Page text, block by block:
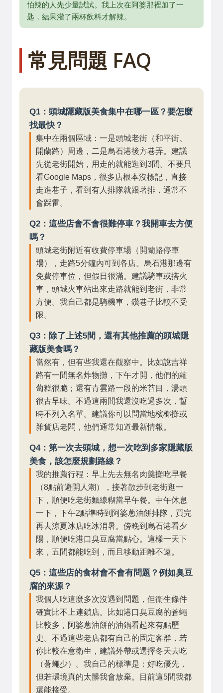
怕辣的人先少量試試。我上次在阿婆那裡加了一
匙，結果灌了兩杯飲料才解辣。
常見問題 FAQ
Q1：頭城隱藏版美食集中在哪一區？要怎麼
找最快？
集中在兩個區域：一是頭城老街（和平街、
開蘭路）周邊，二是烏石港後方巷弄。建議
先從老街開始，用走的就能逛到3間。不要只
看Google Maps，很多店根本沒標記，直接
走進巷子，看到有人排隊就跟著排，通常不
會踩雷。
Q2：這些店會不會很難停車？我開車去方便
嗎？
頭城老街附近有收費停車場（開蘭路停車
場），走路5分鐘內可到各店。烏石港那邊有
免費停車位，但假日很滿。建議騎車或搭火
車，頭城火車站出來走路就能到老街，非常
方便。我自己都是騎機車，鑽巷子比較不受
限。
Q3：除了上述5間，還有其他推薦的頭城隱
藏版美食嗎？
當然有，但有些我還在觀察中。比如說吉祥
路有一間無名炸物攤，下午才開，他們的蘿
蔔糕很脆；還有青雲路一段的米苔目，湯頭
很古早味。不過這兩間我還沒吃過多次，暫
時不列入名單。建議你可以問當地檳榔攤或
雜貨店老闆，他們通常知道最新情報。
Q4：第一次去頭城，想一次吃到多家隱藏版
美食，該怎麼規劃路線？
我的推薦行程：早上先去無名肉羹攤吃早餐
（8點前避開人潮），接著散步到老街逛一
下，順便吃老街麵線糊當早午餐。中午休息
一下，下午2點準時到阿婆蔥油餅排隊，買完
再去涼夏冰店吃冰消暑。傍晚到烏石港看夕
陽，順便吃港口臭豆腐當點心。這樣一天下
來，五間都能吃到，而且移動距離不遠。
Q5：這些店的食材會不會有問題？例如臭豆
腐的來源？
我個人吃這麼多次沒遇到問題，但衛生條件
確實比不上連鎖店。比如港口臭豆腐的蒼蠅
比較多，阿婆蔥油餅的油鍋看起來有點歷
史。不過這些老店都有自己的固定客群，若
你比較在意衛生，建議外帶或選擇冬天去吃
（蒼蠅少）。我自己的標準是：好吃優先，
但若環境真的太髒我會放棄。目前這5間我都
還能接受。